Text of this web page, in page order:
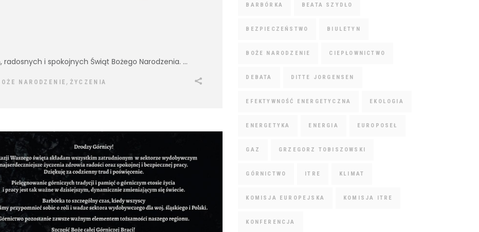
i spokojnych Świąt Bożego Narodzenia.
NARODZENIE ,ŻYCZENIA
BARBÓRKA BEATA SZYDŁO
BEZPIECZEŃSTWO BIULETYN
BOŻE NARODZENIE CIEPŁOWNICTWO
DEBATA DITTE JORGENSEN
EFEKTYWNOŚĆ ENERGETYCZNA EKOLOGIA
ENERGETYKA ENERGIA EUROPOSEŁ
GAZ GRZEGORZ TOBISZOWSKI
GÓRNICTWO ITRE KLIMAT
KOMISJA EUROPEJSKA KOMISJA ITRE
KONFERENCJA